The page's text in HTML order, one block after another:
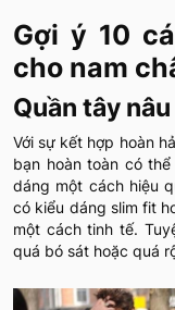
Gợi ý 10
cho nam
Quần tây
Với sự kết hợp hoàn
bạn hoàn toàn có
dáng một cách hiệu
có kiểu dáng slim fit
một cách tinh tế.
quá bó sát hoặc quá